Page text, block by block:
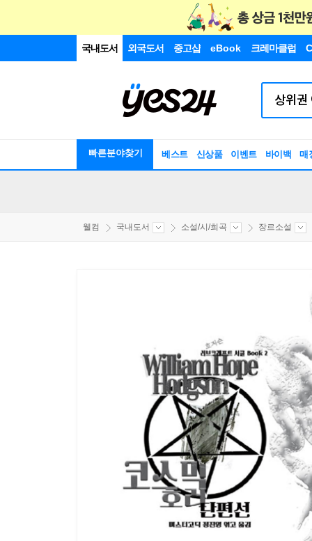
국내도서 외국도서 중고샵 eBook 크레마클럽
빠른분야찾기 베스트 신상품 이벤트 바이백 매
웰컴 국내도서 소설/시/희곡 장르소설